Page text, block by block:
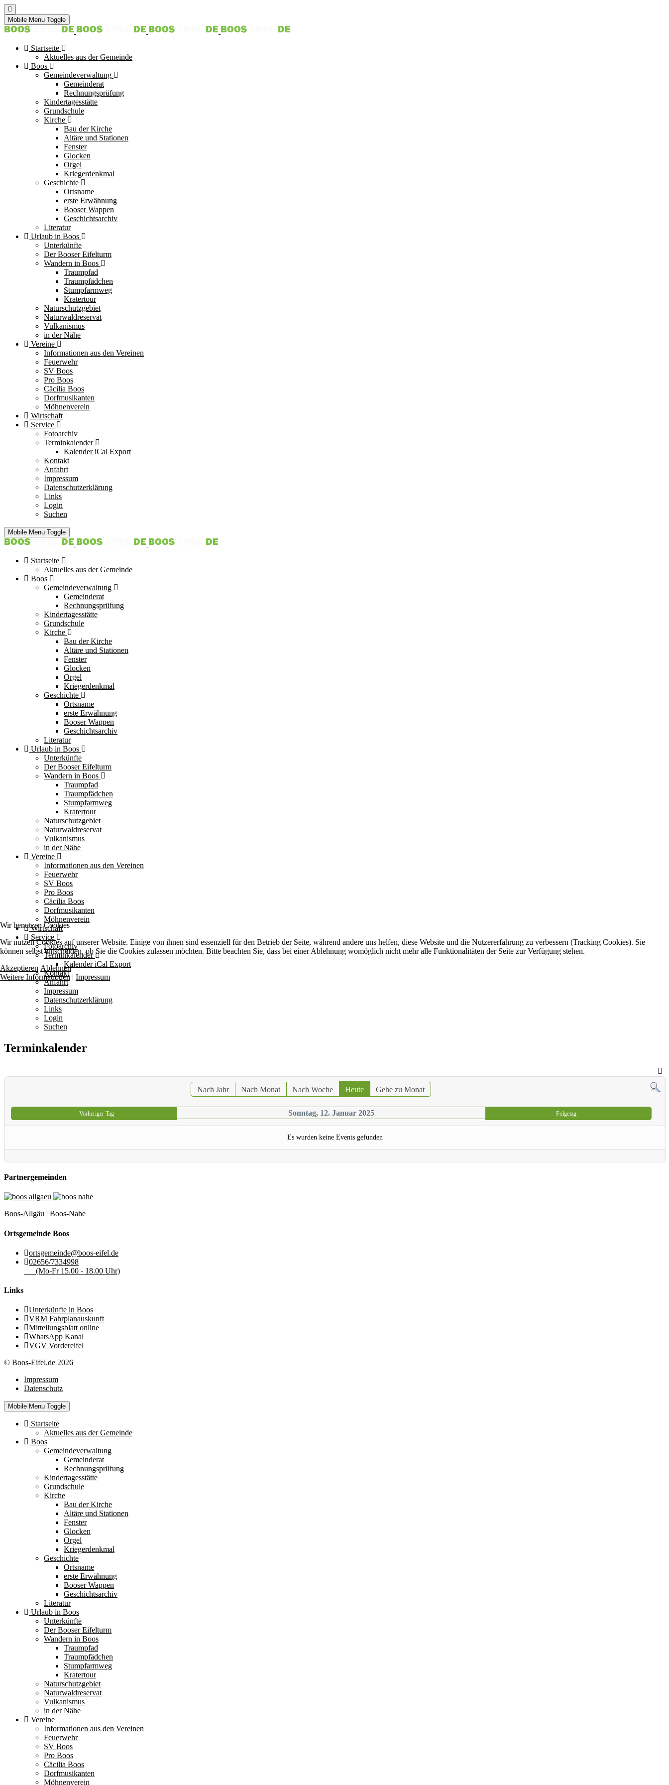
Mobile Menu Toggle
Startseite
Aktuelles aus der Gemeinde
Boos
Gemeindeverwaltung
Gemeinderat
Rechnungsprüfung
Kindertagesstätte
Grundschule
Kirche
Bau der Kirche
Altäre und Stationen
Fenster
Glocken
Orgel
Kriegerdenkmal
Geschichte
Ortsname
erste Erwähnung
Booser Wappen
Geschichtsarchiv
Literatur
Urlaub in Boos
Unterkünfte
Der Booser Eifelturm
Wandern in Boos
Traumpfad
Traumpfädchen
Stumpfarmweg
Kratertour
Naturschutzgebiet
Naturwaldreservat
Vulkanismus
in der Nähe
Vereine
Informationen aus den Vereinen
Feuerwehr
SV Boos
Pro Boos
Cäcilia Boos
Dorfmusikanten
Möhnenverein
Wirtschaft
Service
Fotoarchiv
Terminkalender
Kalender iCal Export
Kontakt
Anfahrt
Impressum
Datenschutzerklärung
Links
Login
Suchen
Mobile Menu Toggle
Startseite
Aktuelles aus der Gemeinde
Boos
Gemeindeverwaltung
Gemeinderat
Rechnungsprüfung
Kindertagesstätte
Grundschule
Kirche
Bau der Kirche
Altäre und Stationen
Fenster
Glocken
Orgel
Kriegerdenkmal
Geschichte
Ortsname
erste Erwähnung
Booser Wappen
Geschichtsarchiv
Literatur
Urlaub in Boos
Unterkünfte
Der Booser Eifelturm
Wandern in Boos
Traumpfad
Traumpfädchen
Stumpfarmweg
Kratertour
Naturschutzgebiet
Naturwaldreservat
Vulkanismus
in der Nähe
Vereine
Informationen aus den Vereinen
Feuerwehr
SV Boos
Pro Boos
Cäcilia Boos
Dorfmusikanten
Möhnenverein
Wirtschaft
Service
Fotoarchiv
Terminkalender
Kalender iCal Export
Kontakt
Anfahrt
Impressum
Datenschutzerklärung
Links
Login
Suchen
Terminkalender
Nach Jahr Nach Monat Nach Woche Heute Gehe zu Monat
Vorheriger Tag Sonntag, 12. Januar 2025 Folgetag
Es wurden keine Events gefunden
Partnergemeinden
Boos-Allgäu | Boos-Nahe
Ortsgemeinde Boos
ortsgemeinde@boos-eifel.de
02656/7334998
(Mo-Fr 15.00 - 18.00 Uhr)
Links
Unterkünfte in Boos
VRM Fahrplanauskunft
Mitteilungsblatt online
WhatsApp Kanal
VGV Vordereifel
© Boos-Eifel.de 2026
Impressum
Datenschutz
Mobile Menu Toggle
Startseite
Aktuelles aus der Gemeinde
Boos
Gemeindeverwaltung
Gemeinderat
Rechnungsprüfung
Kindertagesstätte
Grundschule
Kirche
Bau der Kirche
Altäre und Stationen
Fenster
Glocken
Orgel
Kriegerdenkmal
Geschichte
Ortsname
erste Erwähnung
Booser Wappen
Geschichtsarchiv
Literatur
Urlaub in Boos
Unterkünfte
Der Booser Eifelturm
Wandern in Boos
Traumpfad
Traumpfädchen
Stumpfarmweg
Kratertour
Naturschutzgebiet
Naturwaldreservat
Vulkanismus
in der Nähe
Vereine
Informationen aus den Vereinen
Feuerwehr
SV Boos
Pro Boos
Cäcilia Boos
Dorfmusikanten
Möhnenverein
Wir benutzen Cookies
Wir nutzen Cookies auf unserer Website. Einige von ihnen sind essenziell für den Betrieb der Seite, während andere uns helfen, diese Website und die Nutzererfahrung zu verbessern (Tracking Cookies). Sie
können selbst entscheiden, ob Sie die Cookies zulassen möchten. Bitte beachten Sie, dass bei einer Ablehnung womöglich nicht mehr alle Funktionalitäten der Seite zur Verfügung stehen.
Akzeptieren Ablehnen
Weitere Informationen | Impressum